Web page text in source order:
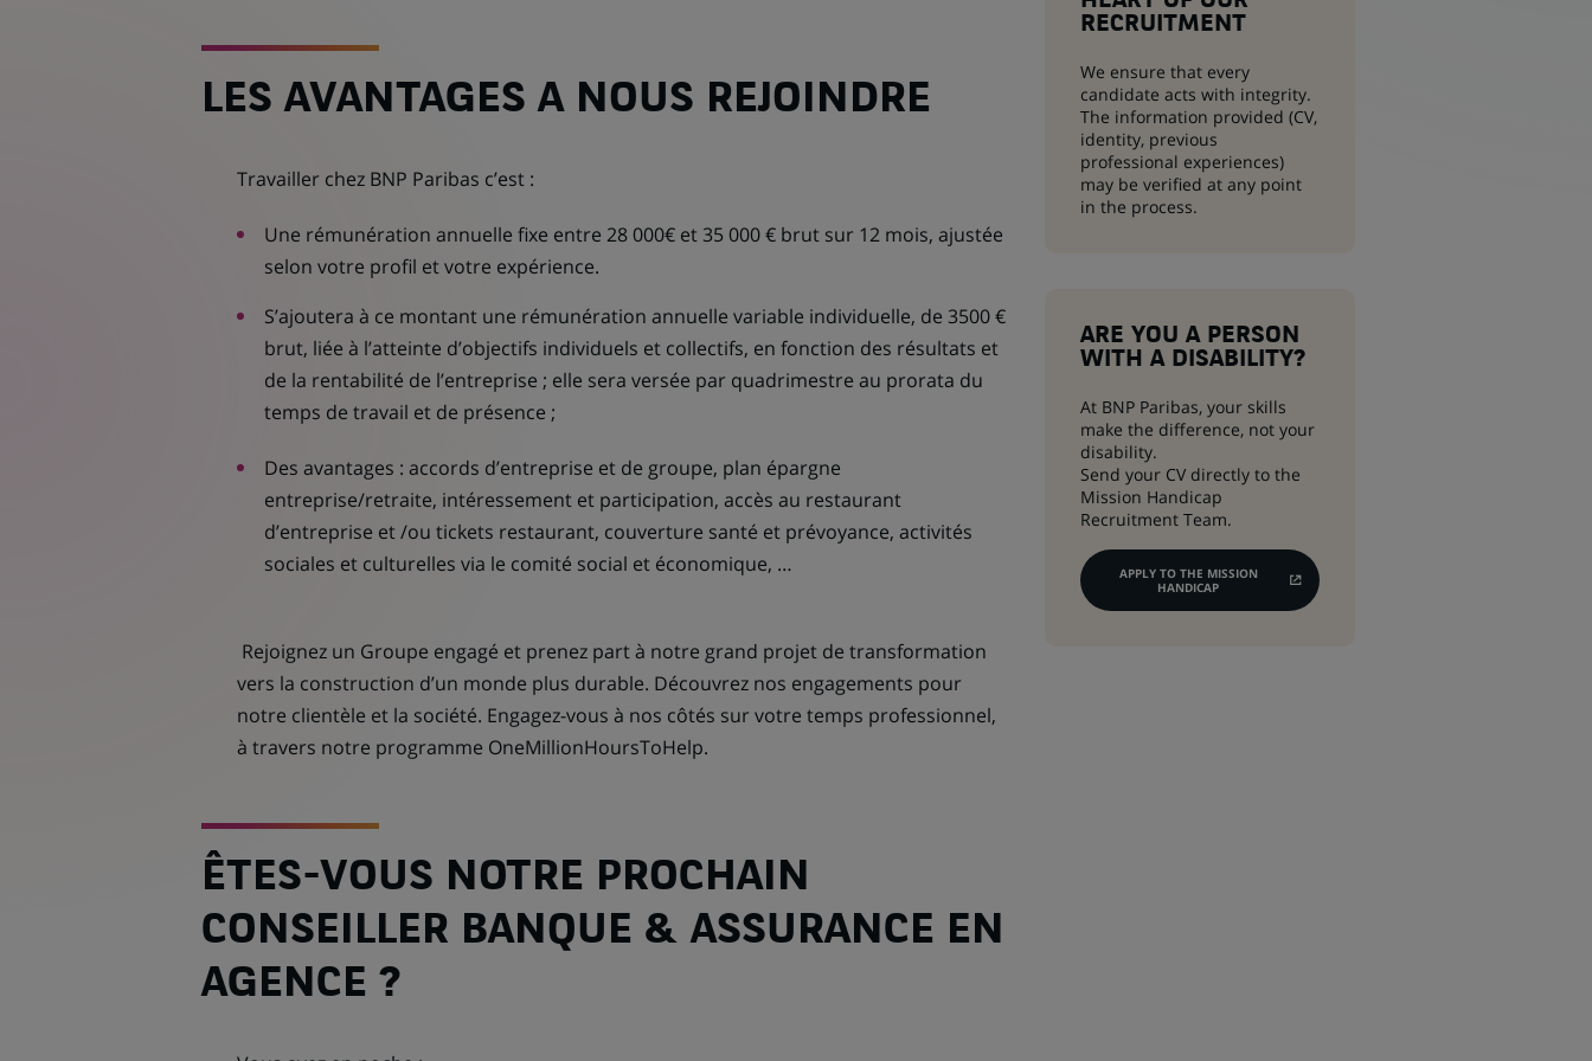
LES AVANTAGES A NOUS REJOINDRE
Travailler chez BNP Paribas c’est :
Une rémunération annuelle fixe entre 28 000€ et 35 000 € brut sur 12 mois, ajustée
selon votre profi­l et votre expérience.
S’ajoutera à ce montant une rémunération annuelle variable individuelle, de 3500 €
brut, liée à l’atteinte d’objectifs individuels et collectifs, en fonction des résultats et
de la rentabilité de l’entreprise ; elle sera versée par quadrimestre au prorata du
temps de travail et de présence ;
Des avantages : accords d’entreprise et de groupe, plan épargne
entreprise/retraite, intéressement et participation, accès au restaurant
d’entreprise et /ou tickets restaurant, couverture santé et prévoyance, activités
sociales et culturelles via le comité social et économique, …
Rejoignez un Groupe engagé et prenez part à notre grand projet de transformation
vers la construction d’un monde plus durable. Découvrez nos engagements pour
notre clientèle et la société. Engagez-vous à nos côtés sur votre temps professionnel,
à travers notre programme OneMillionHoursToHelp.
ÊTES-VOUS NOTRE PROCHAIN
CONSEILLER BANQUE & ASSURANCE EN
AGENCE ?
RECRUITMENT
We ensure that every
candidate acts with integrity.
The information provided (CV,
identity, previous
professional experiences)
may be verified at any point
in the process.
ARE YOU A PERSON
WITH A DISABILITY?
At BNP Paribas, your skills
make the difference, not your
disability.
Send your CV directly to the
Mission Handicap
Recruitment Team.
APPLY TO THE MISSION
HANDICAP
(OPENS
A